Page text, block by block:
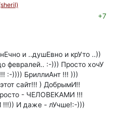
+7
и ..душЕвно и крУто ..))
февралей.. :-))) Просто хочУ
:-)))) БриллиАнт !!! )))
сайт!!! ) ДобрымИ!!
- ЧЕЛОВЕКАМИ !!!
И даже - лУчше!:-)))